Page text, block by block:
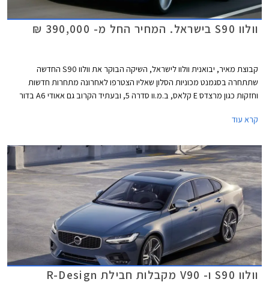
וולוו S90 בישראל. המחיר החל מ- 390,000 ₪
קבוצת מאיר, יבואנית וולוו לישראל, השיקה הבוקר את וולוו S90 החדשה
שתתחרה בסגמנט מכוניות הסלון שאליו הצטרפו לאחרונה מתחרות חדשות
וחזקות כגון מרצדס E קלאס, ב.מ.וו סדרה 5, ובעתיד הקרוב גם אאודי A6 בדור
חיצוני מעודן ותא נוסעים נקי ואוורירי אך לא פחות יוקרתי ומפנק. בשלב זה משווק
קרא עוד
וולוו S90 ו- V90 מקבלות חבילת R-Design